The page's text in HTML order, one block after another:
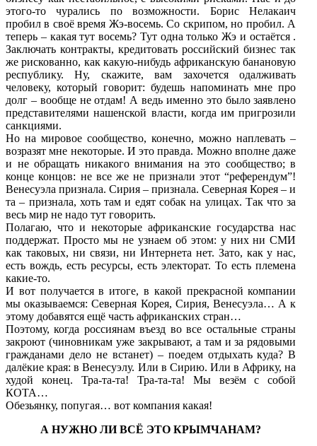
этого-то чурались по возможности. Борис Нелакаич
пробил в своё время Жэ-восемь. Со скрипом, но пробил. А
теперь – какая тут восемь? Тут одна только Жэ и остаётся .
Заключать контракты, кредитовать российский бизнес так
же рискованно, как какую-нибудь африканскую банановую
республику. Ну, скажите, вам захочется одалживать
человеку, который говорит: будешь напоминать мне про
долг – вообще не отдам! А ведь именно это было заявлено
представителями нашенской власти, когда им пригрозили
санкциями.
Но на мировое сообщество, конечно, можно наплевать –
возразят мне некоторые. И это правда. Можно вполне даже
и не обращать никакого внимания на это сообщество; в
конце концов: не все же не признали этот “референдум”!
Венесуэла признала. Сирия – признала. Северная Корея – и
та – признала, хоть там и едят собак на улицах. Так что за
весь мир не надо тут говорить.
Полагаю, что и некоторые африканские государства нас
поддержат. Просто мы не узнаем об этом: у них ни СМИ
как таковых, ни связи, ни Интернета нет. Зато, как у нас,
есть вождь, есть ресурсы, есть электорат. То есть племена
какие-то.
И вот получается в итоге, в какой прекрасной компании
мы оказываемся: Северная Корея, Сирия, Венесуэла… А к
этому добавятся ещё часть африканских стран…
Поэтому, когда россиянам въезд во все остальные страны
закроют (чиновникам уже закрывают, а там и за рядовыми
гражданами дело не встанет) – поедем отдыхать куда? В
далёкие края: в Венесуэлу. Или в Сирию. Или в Африку, на
худой конец. Тра-та-та! Тра-та-та! Мы везём с собой
КОТА…
Обезьянку, попугая… вот компания какая!
А НУЖНО ЛИ ВСЁ ЭТО КРЫМЧАНАМ?